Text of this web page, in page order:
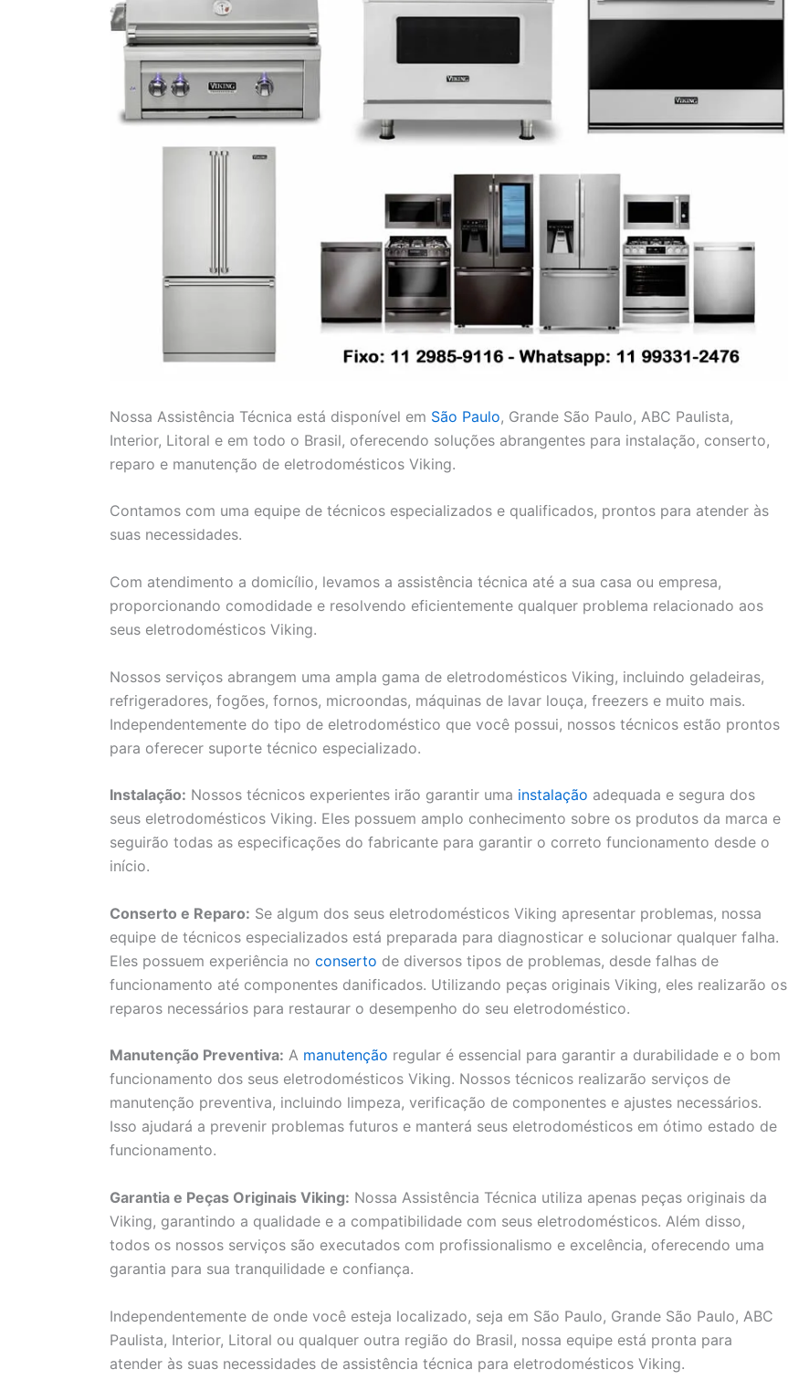
Nossa Assistência Técnica está disponível em São Paulo, Grande São Paulo, ABC Paulista,
Interior, Litoral e em todo o Brasil, oferecendo soluções abrangentes para instalação, conserto,
reparo e manutenção de eletrodomésticos Viking.
Contamos com uma equipe de técnicos especializados e qualificados, prontos para atender às
suas necessidades.
Com atendimento a domicílio, levamos a assistência técnica até a sua casa ou empresa,
proporcionando comodidade e resolvendo eficientemente qualquer problema relacionado aos
seus eletrodomésticos Viking.
Nossos serviços abrangem uma ampla gama de eletrodomésticos Viking, incluindo geladeiras,
refrigeradores, fogões, fornos, microondas, máquinas de lavar louça, freezers e muito mais.
Independentemente do tipo de eletrodoméstico que você possui, nossos técnicos estão prontos
para oferecer suporte técnico especializado.
Instalação: Nossos técnicos experientes irão garantir uma instalação adequada e segura dos
seus eletrodomésticos Viking. Eles possuem amplo conhecimento sobre os produtos da marca e
seguirão todas as especificações do fabricante para garantir o correto funcionamento desde o
início.
Conserto e Reparo: Se algum dos seus eletrodomésticos Viking apresentar problemas, nossa
equipe de técnicos especializados está preparada para diagnosticar e solucionar qualquer falha.
Eles possuem experiência no conserto de diversos tipos de problemas, desde falhas de
funcionamento até componentes danificados. Utilizando peças originais Viking, eles realizarão os
reparos necessários para restaurar o desempenho do seu eletrodoméstico.
Manutenção Preventiva: A manutenção regular é essencial para garantir a durabilidade e o bom
funcionamento dos seus eletrodomésticos Viking. Nossos técnicos realizarão serviços de
manutenção preventiva, incluindo limpeza, verificação de componentes e ajustes necessários.
Isso ajudará a prevenir problemas futuros e manterá seus eletrodomésticos em ótimo estado de
funcionamento.
Garantia e Peças Originais Viking: Nossa Assistência Técnica utiliza apenas peças originais da
Viking, garantindo a qualidade e a compatibilidade com seus eletrodomésticos. Além disso,
todos os nossos serviços são executados com profissionalismo e excelência, oferecendo uma
garantia para sua tranquilidade e confiança.
Independentemente de onde você esteja localizado, seja em São Paulo, Grande São Paulo, ABC
Paulista, Interior, Litoral ou qualquer outra região do Brasil, nossa equipe está pronta para
atender às suas necessidades de assistência técnica para eletrodomésticos Viking.